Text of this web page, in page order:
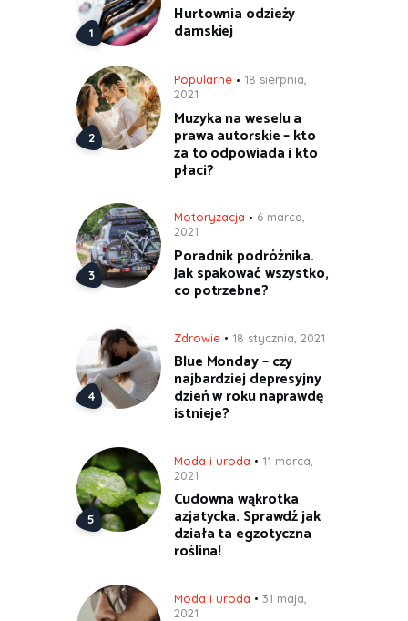
Hurtownia odzieży
damskiej
Popularne
18 sierpnia,
2021
Muzyka na weselu a
prawa autorskie – kto
za to odpowiada i kto
płaci?
Motoryzacja
6 marca,
2021
Poradnik podróżnika.
Jak spakować wszystko,
co potrzebne?
Zdrowie 18 stycznia, 2021
Blue Monday – czy
najbardziej depresyjny
dzień w roku naprawdę
istnieje?
Moda i uroda
11 marca,
2021
Cudowna wąkrotka
azjatycka. Sprawdź jak
działa ta egzotyczna
roślina!
Moda i uroda
31 maja,
2021